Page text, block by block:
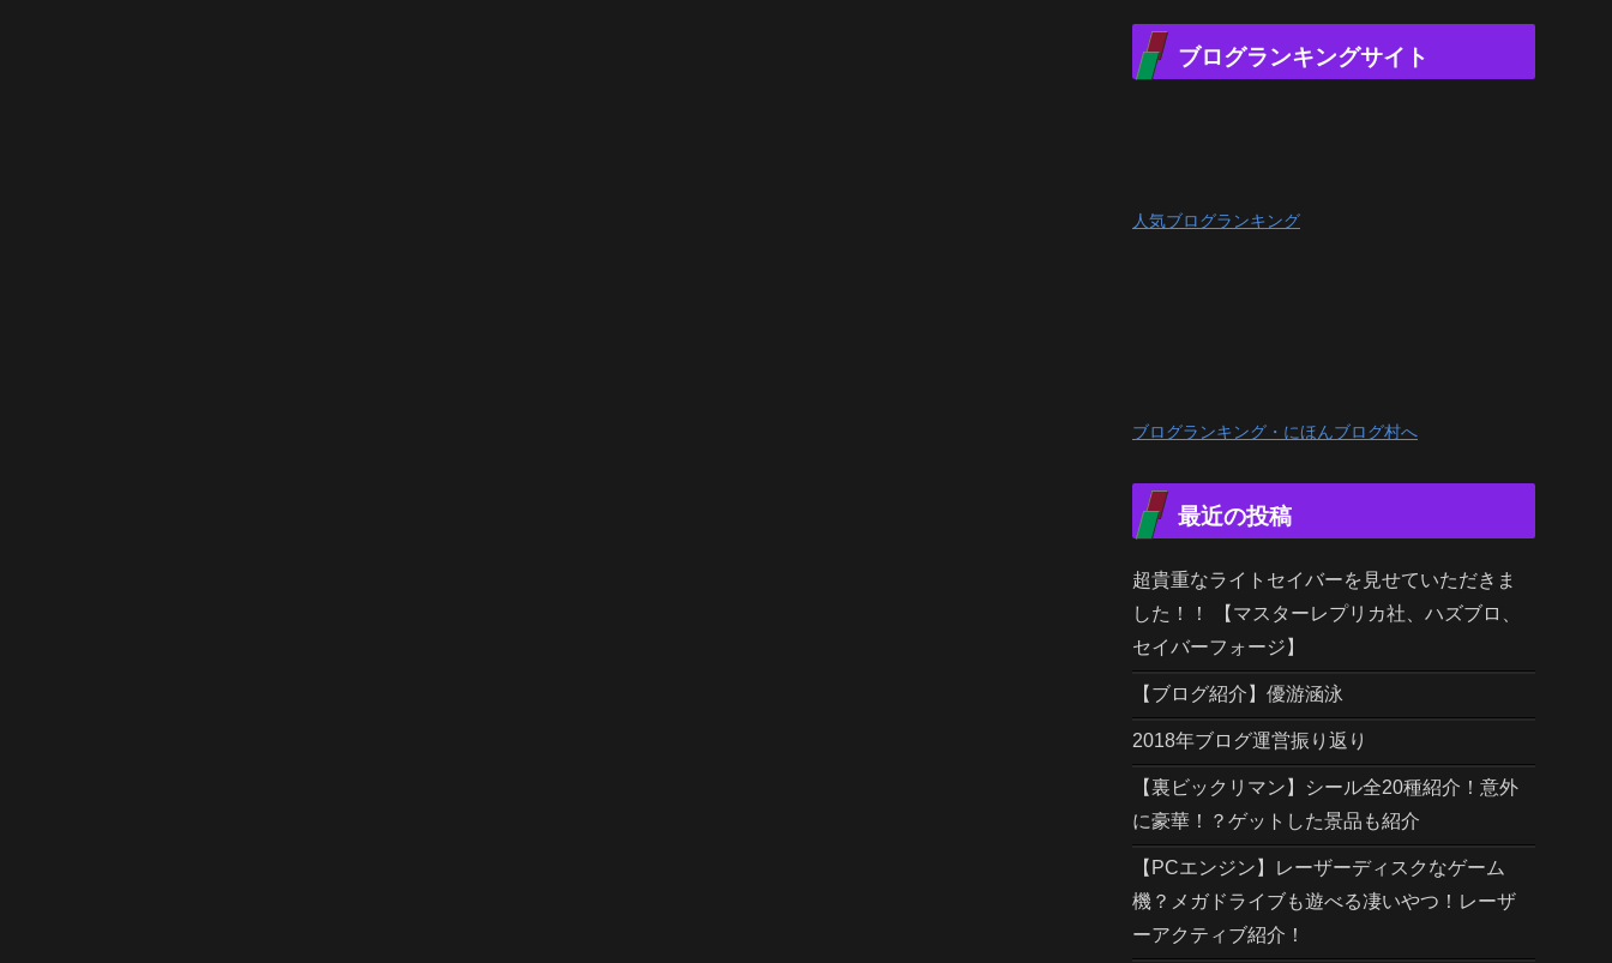
ブログランキングサイト
人気ブログランキング
ブログランキング・にほんブログ村へ
最近の投稿
超貴重なライトセイバーを見せていただきま
した！！ 【マスターレプリカ社、ハズブロ、
セイバーフォージ】
【ブログ紹介】優游涵泳
2018年ブログ運営振り返り
【裏ビックリマン】シール全20種紹介！意外
に豪華！？ゲットした景品も紹介
【PCエンジン】レーザーディスクなゲーム
機？メガドライブも遊べる凄いやつ！レーザ
ーアクティブ紹介！